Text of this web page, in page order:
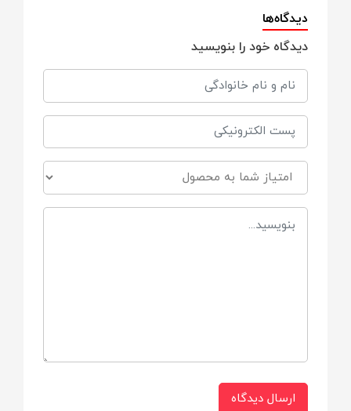
کشور سازنده:
USA
مناسب برای:
نوزادان و کودکان از بدو تولد (0m+)
مورد استفاده:
پاکسازی بینی، صورت، اطراف دهان، آثار غذا،
ترشحات خشک‌شده و آلودگی روزانه
پاکسازی مؤثر و ملایم
دیدگاه‌ها
دیدگاه خود را بنویسید
ارسال دیدگاه